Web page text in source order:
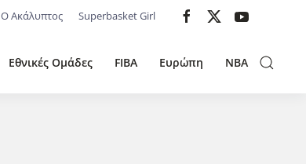
Ο Ακάλυπτος Superbasket Girl
Εθνικές Ομάδες FIBA Ευρώπη NBA